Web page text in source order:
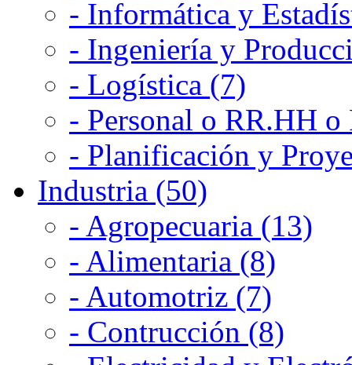
- Informática y
- Ingeniería y
- Logística (7)
- Personal o RR.HH
- Planificación y
Industria (50)
- Agropecuaria (13)
- Alimentaria (8)
- Automotriz (7)
- Contrucción (8)